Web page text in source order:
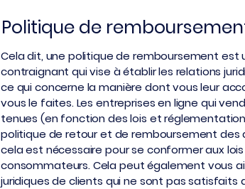
Politique de
Cela dit, une politique de remboursement est
contraignant qui vise à établir les relations
ce qui concerne la manière dont vous leur
vous le faites. Les entreprises en ligne qui
tenues (en fonction des lois et
politique de retour et de remboursement des
cela est nécessaire pour se conformer aux
consommateurs. Cela peut également vous
juridiques de clients qui ne sont pas satisfaits